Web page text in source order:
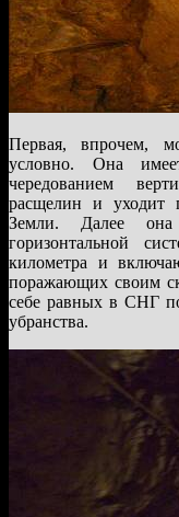
Первая, впрочем,
условно. Она
чередованием
расщелин и уходит
Земли. Далее она
горизонтальной
километра и
поражающих своим
себе равных в СНГ
убранства.